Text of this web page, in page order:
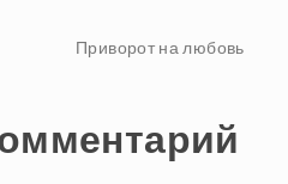
Приворот на любовь